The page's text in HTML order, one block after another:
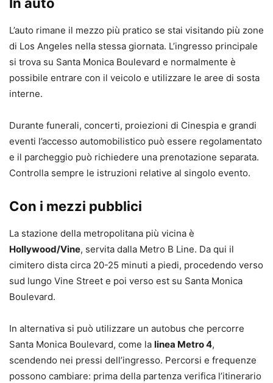
L’auto rimane il mezzo più pratico se stai visitando più zone
di Los Angeles nella stessa giornata. L’ingresso principale
si trova su Santa Monica Boulevard e normalmente è
possibile entrare con il veicolo e utilizzare le aree di sosta
interne.
Durante funerali, concerti, proiezioni di Cinespia e grandi
eventi l’accesso automobilistico può essere regolamentato
e il parcheggio può richiedere una prenotazione separata.
Controlla sempre le istruzioni relative al singolo evento.
Con i mezzi pubblici
La stazione della metropolitana più vicina è
Hollywood/Vine, servita dalla Metro B Line. Da qui il
cimitero dista circa 20-25 minuti a piedi, procedendo verso
sud lungo Vine Street e poi verso est su Santa Monica
Boulevard.
In alternativa si può utilizzare un autobus che percorre
Santa Monica Boulevard, come la linea Metro 4,
scendendo nei pressi dell’ingresso. Percorsi e frequenze
possono cambiare: prima della partenza verifica l’itinerario